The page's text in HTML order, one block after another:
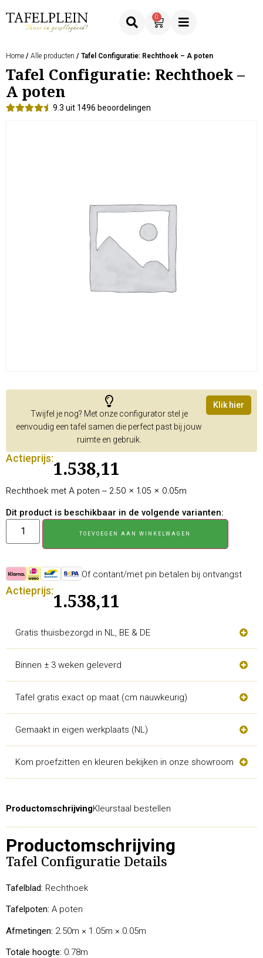
0
Home / Alle producten / Tafel Configuratie: Rechthoek – A poten
Tafel Configuratie: Rechthoek –
A poten
9.3 uit 1496 beoordelingen
Twijfel je nog? Met onze configurator stel je
eenvoudig een tafel samen die perfect past bij jouw
ruimte en gebruik.
Klik hier
Actieprijs:
1.538,11
Rechthoek met A poten – 2.50 × 1.05 × 0.05m
Dit product is beschikbaar in de volgende varianten:
TOEVOEGEN AAN WINKELWAGEN
Of contant/met pin betalen bij ontvangst
Actieprijs:
1.538,11
Gratis thuisbezorgd in NL, BE & DE
Binnen ± 3 weken geleverd
Tafel gratis exact op maat (cm nauwkeurig)
Gemaakt in eigen werkplaats (NL)
Kom proefzitten en kleuren bekijken in onze showroom
ProductomschrijvingKleurstaal bestellen
Productomschrijving
Tafel Configuratie Details
Tafelblad: Rechthoek
Tafelpoten: A poten
Afmetingen: 2.50m × 1.05m × 0.05m
Totale hoogte: 0.78m